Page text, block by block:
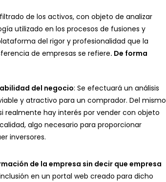
de los activos, con objeto de analizar
utilizado en los procesos de fusiones y
del rigor y profesionalidad que la
de empresas se refiere. De forma
del negocio: Se efectuará un análisis
y atractivo para un comprador. Del mismo
realmente hay interés por vender con objeto
algo necesario para proporcionar
inversores.
de la empresa sin decir que empresa
en un portal web creado para dicho